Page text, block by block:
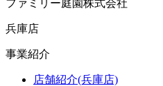
ファミリー庭園株式会社
兵庫店
事業紹介
店舗紹介(兵庫店)